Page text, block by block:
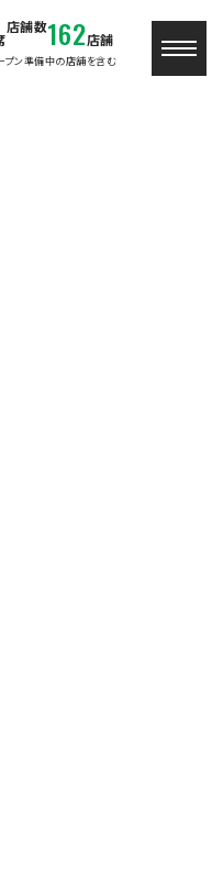
店舗数162店舗
プン準備中の店舗を含む